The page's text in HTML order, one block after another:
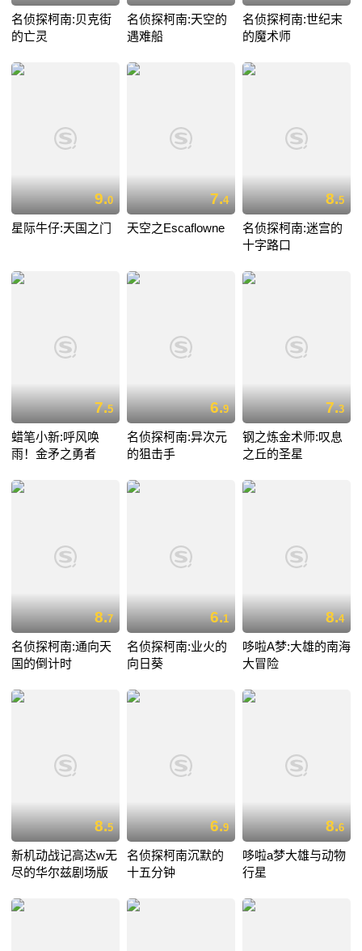
名侦探柯南:贝克街
的亡灵
名侦探柯南:天空的
遇难船
名侦探柯南:世纪末
的魔术师
9.0
星际牛仔:天国之门
7.4
天空之Escaflowne
8.5
名侦探柯南:迷宫的
十字路口
7.5
蜡笔小新:呼风唤
雨！金矛之勇者
6.9
名侦探柯南:异次元
的狙击手
7.3
钢之炼金术师:叹息
之丘的圣星
8.7
名侦探柯南:通向天
国的倒计时
6.1
名侦探柯南:业火的
向日葵
8.4
哆啦A梦:大雄的南海
大冒险
8.5
新机动战记高达w无
尽的华尔兹剧场版
6.9
名侦探柯南沉默的
十五分钟
8.6
哆啦a梦大雄与动物
行星